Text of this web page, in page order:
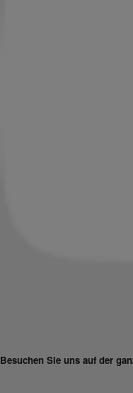
Besuchen Sie uns auf der